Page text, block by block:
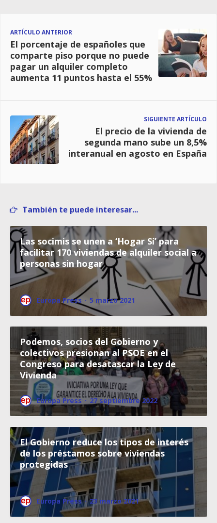
ARTÍCULO ANTERIOR
El porcentaje de españoles que
comparte piso porque no puede
pagar un alquiler completo
aumenta 11 puntos hasta el 55%
SIGUIENTE ARTÍCULO
El precio de la vivienda de
segunda mano sube un 8,5%
interanual en agosto en España
También te puede interesar...
Las socimis se unen a ‘Hogar Sí’ para
facilitar 170 viviendas de alquiler social a
personas sin hogar
Europa Press · 5 marzo 2021
Podemos, socios del Gobierno y
colectivos presionan al PSOE en el
Congreso para desatascar la Ley de
Vivienda
Europa Press · 27 septiembre 2022
El Gobierno reduce los tipos de interés
de los préstamos sobre viviendas
protegidas
Europa Press · 23 marzo 2021